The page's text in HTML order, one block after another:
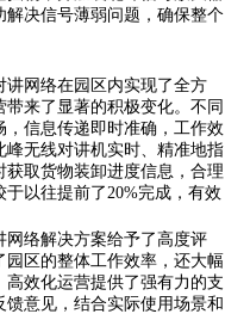
决信号薄弱问题，确保整个
网络在园区内实现了全方
来了显著的积极变化。不同
信息传递即时准确，工作效
无线对讲机实时、精准地指
取货物装卸进度信息，合理
以往提前了20%完成，有效
网络解决方案给予了高度评
区的整体工作效率，还大幅
效化运营提供了强有力的支
意见，结合实际使用场景和